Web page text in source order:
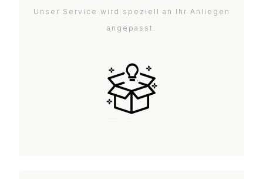
Unser Service wird speziell an Ihr Anliegen
angepasst.